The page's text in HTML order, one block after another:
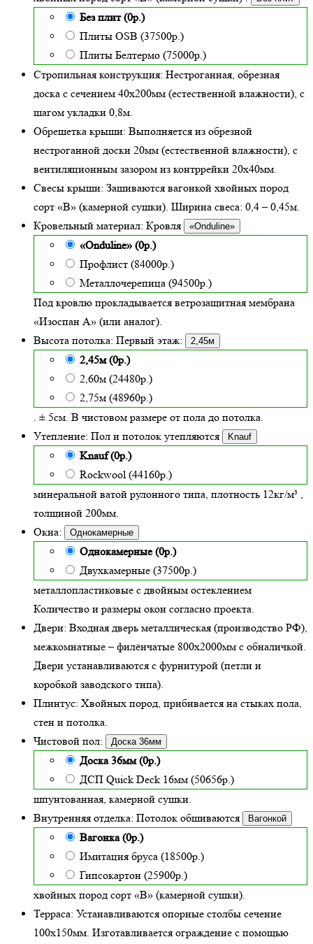
Без плит (0р.)
Плиты OSB (37500р.)
Плиты Белтермо (75000р.)
Стропильная конструкция: Нестроганная, обрезная
доска с сечением 40х200мм (естественной влажности), с
шагом укладки 0,8м.
Обрешетка крыши: Выполняется из обрезной
нестроганной доски 20мм (естественной влажности), с
вентиляционным зазором из контррейки 20х40мм.
Свесы крыши: Зашиваются вагонкой хвойных пород
сорт «В» (камерной сушки). Ширина свеса: 0,4 – 0,45м.
Кровельный материал: Кровля «Onduline»
«Onduline» (0р.)
Профлист (84000р.)
Металлочерепица (94500р.)
Под кровлю прокладывается ветрозащитная мембрана
«Изоспан А» (или аналог).
Высота потолка: Первый этаж: 2,45м
2,45м (0р.)
2,60м (24480р.)
2,75м (48960р.)
. ± 5см. В чистовом размере от пола до потолка.
Утепление: Пол и потолок утепляются Knauf
Knauf (0р.)
Rockwool (44160р.)
минеральной ватой рулонного типа, плотность 12кг/м³ ,
толщиной 200мм.
Окна:
Однокамерные
Однокамерные (0р.)
Двухкамерные (37500р.)
металлопластиковые с двойным остеклением
Количество и размеры окон согласно проекта.
Двери: Входная дверь металлическая (производство РФ),
межкомнатные – филёнчатые 800х2000мм с обналичкой.
Двери устанавливаются с фурнитурой (петли и
коробкой заводского типа).
Плинтус: Хвойных пород, прибивается на стыках пола,
стен и потолка.
Чистовой пол:
Доска 36мм
Доска 36мм (0р.)
ДСП Quick Deck 16мм (50656р.)
шпунтованная, камерной сушки.
Внутренняя отделка: Потолок обшиваются Вагонкой
Вагонка (0р.)
Имитация бруса (18500р.)
Гипсокартон (25900р.)
хвойных пород сорт «В» (камерной сушки).
Терраса: Устанавливаются опорные столбы сечение
100х150мм. Изготавливается ограждение с помощью